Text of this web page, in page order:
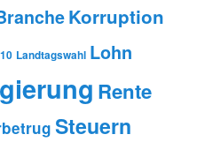
Korruption
Landtagswahl Lohn
Rente
Steuern